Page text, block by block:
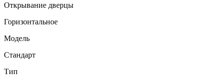
Открывание дверцы
Горизонтальное
Модель
Стандарт
Тип